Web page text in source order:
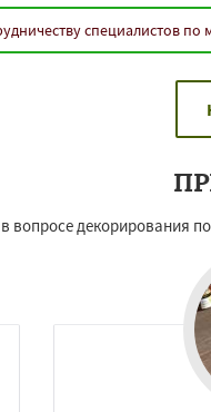
специалистов